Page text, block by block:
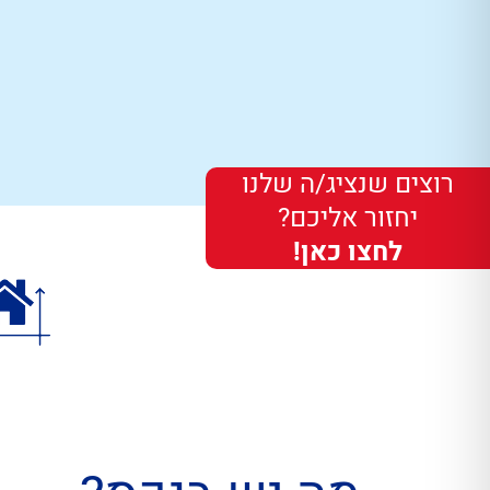
רוצים שנציג/ה שלנו
יחזור אליכם?
לחצו כאן!